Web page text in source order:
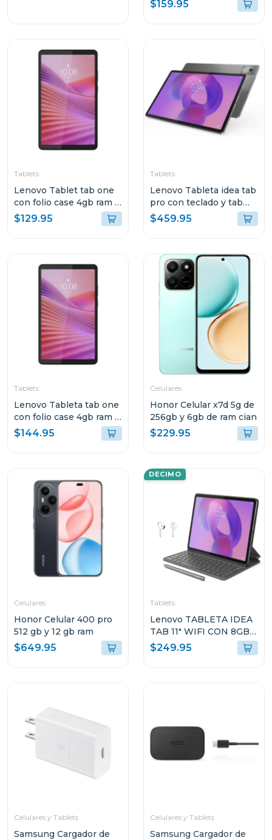
COLOR AZUL LUNAR
$159.95
Tablets
Lenovo Tablet tab one
con folio case 4gb ram y
128gb de
almacenamiento wifi
$129.95
Tablets
Lenovo Tableta idea tab
pro con teclado y tab
pen plus + moto buds
8gb de ram y 256 gb
$459.95
Tablets
Lenovo Tableta tab one
con folio case 4gb ram y
128gb de
almacenamiento lte gris
$144.95
Celulares
Honor Celular x7d 5g de
256gb y 6gb de ram cian
$229.95
Celulares
Honor Celular 400 pro
512 gb y 12 gb ram
$649.95
DECIMO
Tablets
Lenovo TABLETA IDEA
TAB 11" WIFI CON 8GB
RAM Y 128GB
ALMACENAMIENTO
$249.95
Celulares y Tablets
Samsung Cargador de
Celulares y Tablets
Samsung Cargador de